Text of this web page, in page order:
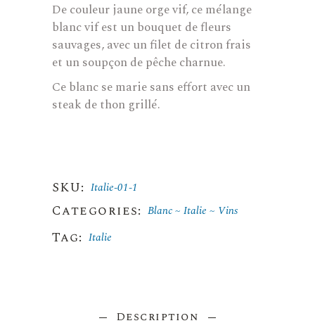
De couleur jaune orge vif, ce mélange
blanc vif est un bouquet de fleurs
sauvages, avec un filet de citron frais
et un soupçon de pêche charnue.
Ce blanc se marie sans effort avec un
steak de thon grillé.
SKU: Italie-01-1
Categories: Blanc Italie Vins
Tag: Italie
Description